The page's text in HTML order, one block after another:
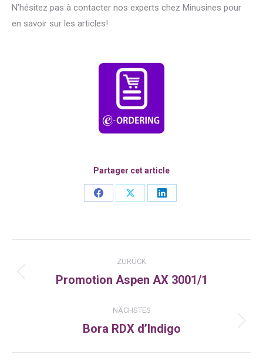
N’hésitez pas à contacter nos experts chez Minusines pour
en savoir sur les articles!
Partager cet article
Share
Share
Share
Kommentarnavigation
ZURÜCK
Vorheriger
Promotion Aspen AX 3001/1
NÄCHSTES
Nächster
Bora RDX d’Indigo